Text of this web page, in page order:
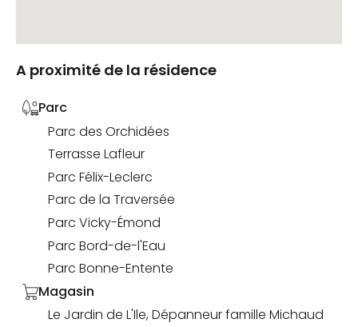
A proximité de la résidence
Parc
Parc des Orchidées
Terrasse Lafleur
Parc Félix-Leclerc
Parc de la Traversée
Parc Vicky-Émond
Parc Bord-de-l'Eau
Parc Bonne-Entente
Magasin
Le Jardin de L'Ile, Dépanneur famille Michaud